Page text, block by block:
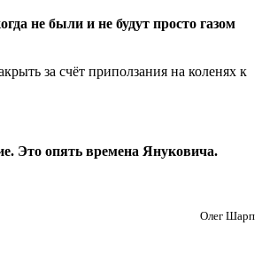
не были и не будут просто газом
за счёт приползания на коленях к
Это опять времена Януковича.
Олег Шарп